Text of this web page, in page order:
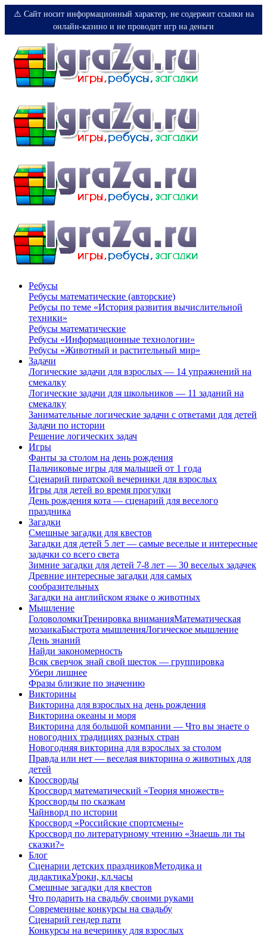
⚠️ Сайт носит информационный характер, не содержит ссылки на
онлайн-казино и не проводит игр на деньги
Ребусы
Ребусы математические (авторские)
Ребусы по теме «История развития вычислительной
техники»
Ребусы математические
Ребусы «Информационные технологии»
Ребусы «Животный и растительный мир»
Задачи
Логические задачи для взрослых — 14 упражнений на
смекалку
Логические задачи для школьников — 11 заданий на
смекалку
Занимательные логические задачи с ответами для детей
Задачи по истории
Решение логических задач
Игры
Фанты за столом на день рождения
Пальчиковые игры для малышей от 1 года
Сценарий пиратской вечеринки для взрослых
Игры для детей во время прогулки
День рождения кота — сценарий для веселого
праздника
Загадки
Смешные загадки для квестов
Загадки для детей 5 лет — самые веселые и интересные
задачки со всего света
Зимние загадки для детей 7-8 лет — 30 веселых задачек
Древние интересные загадки для самых
сообразительных
Загадки на английском языке о животных
Мышление
ГоловоломкиТренировка вниманияМатематическая
мозаикаБыстрота мышленияЛогическое мышление
День знаний
Найди закономерность
Всяк сверчок знай свой шесток — группировка
Убери лишнее
Фразы близкие по значению
Викторины
Викторина для взрослых на день рождения
Викторина океаны и моря
Викторина для большой компании — Что вы знаете о
новогодних традициях разных стран
Новогодняя викторина для взрослых за столом
Правда или нет — веселая викторина о животных для
детей
Кроссворды
Кроссворд математический «Теория множеств»
Кроссворды по сказкам
Чайнворд по истории
Кроссворд «Российские спортсмены»
Кроссворд по литературному чтению «Знаешь ли ты
сказки?»
Блог
Сценарии детских праздниковМетодика и
дидактикаУроки, кл.часы
Смешные загадки для квестов
Что подарить на свадьбу своими руками
Современные конкурсы на свадьбу
Сценарий гендер пати
Конкурсы на вечеринку для взрослых